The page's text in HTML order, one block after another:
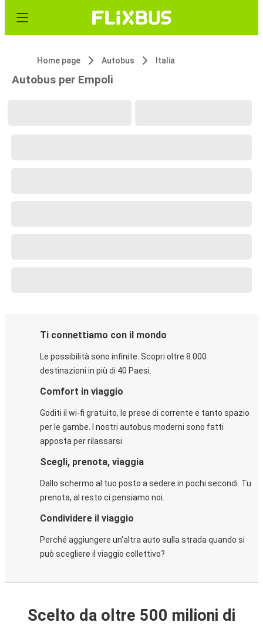
Home page Autobus Italia
Autobus per Empoli
Ti connettiamo con il mondo
Le possibilità sono infinite. Scopri oltre 8.000
destinazioni in più di 40 Paesi.
Comfort in viaggio
Goditi il wi-fi gratuito, le prese di corrente e tanto spazio
per le gambe. I nostri autobus moderni sono fatti
apposta per rilassarsi.
Scegli, prenota, viaggia
Dallo schermo al tuo posto a sedere in pochi secondi. Tu
prenota, al resto ci pensiamo noi.
Condividere il viaggio
Perché aggiungere un'altra auto sulla strada quando si
può scegliere il viaggio collettivo?
Scelto da oltre 500 milioni di